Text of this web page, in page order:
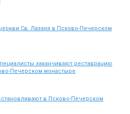
Св. Лазаря в Псково-Печерском
заканчивают реставрацию
Печерском монастыре
в Псково-Печерском